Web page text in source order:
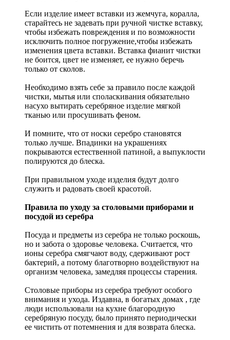
Если изделие имеет вставки из жемчуга, коралла,
старайтесь не задевать при ручной чистке вставку,
чтобы избежать повреждения и по возможности
исключить полное погружение,чтобы избежать
изменения цвета вставки. Вставка фианит чистки
не боится, цвет не изменяет, ее нужно беречь
только от сколов.
Необходимо взять себе за правило после каждой
чистки, мытья или споласкивания обязательно
насухо вытирать серебряное изделие мягкой
тканью или просушивать феном.
И помните, что от носки серебро становятся
только лучше. Впадинки на украшениях
покрываются естественной патиной, а выпуклости
полируются до блеска.
При правильном уходе изделия будут долго
служить и радовать своей красотой.
Правила по уходу за столовыми приборами и
посудой из серебра
Посуда и предметы из серебра не только роскошь,
но и забота о здоровье человека. Считается, что
ионы серебра смягчают воду, сдерживают рост
бактерий, а потому благотворно воздействуют на
организм человека, замедляя процессы старения.
Столовые приборы из серебра требуют особого
внимания и ухода. Издавна, в богатых домах , где
люди использовали на кухне благородную
серебряную посуду, было принято периодически
ее чистить от потемнения и для возврата блеска.